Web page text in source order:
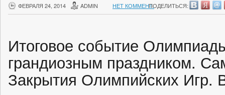
ФЕВРАЛЯ 24, 2014 ADMIN НЕТ КОММЕНТ.ПОДЕЛИТЬСЯ:
Итоговое событие
грандиозным праздником.
Закрытия Олимпийских Игр.